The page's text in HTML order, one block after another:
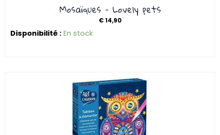
Mosaïques – Lovely pets
€14,90
Disponibilité : En stock